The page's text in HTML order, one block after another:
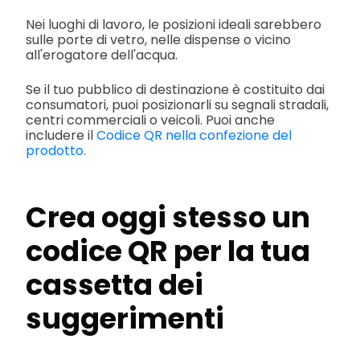
Nei luoghi di lavoro, le posizioni ideali sarebbero
sulle porte di vetro, nelle dispense o vicino
all'erogatore dell'acqua.
Se il tuo pubblico di destinazione è costituito dai
consumatori, puoi posizionarli su segnali stradali,
centri commerciali o veicoli. Puoi anche
includere ilCodice QR nella confezione del
prodotto.
Crea oggi stesso un
codice QR per la tua
cassetta dei
suggerimenti